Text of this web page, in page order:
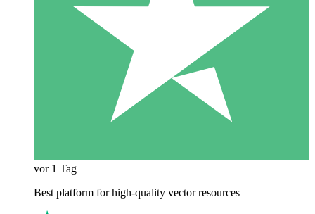
vor 1 Tag
Best platform for high-quality vector resources